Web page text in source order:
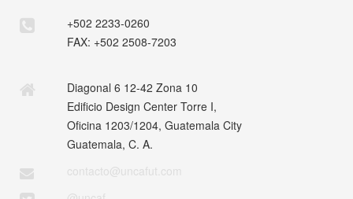
+502 2233-0260
FAX: +502 2508-7203
Diagonal 6 12-42 Zona 10
Edificio Design Center Torre I,
Oficina 1203/1204, Guatemala City
Guatemala, C. A.
contacto@uncafut.com